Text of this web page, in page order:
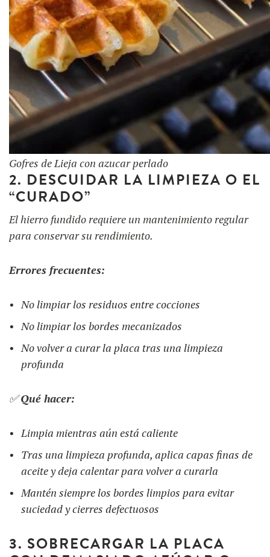
Gofres de Lieja con azucar perlado
2. DESCUIDAR LA LIMPIEZA O EL
“CURADO”
El hierro fundido requiere un mantenimiento regular
para conservar su rendimiento.
Errores frecuentes:
No limpiar los residuos entre cocciones
No limpiar los bordes mecanizados
No volver a curar la placa tras una limpieza
profunda
✅Qué hacer:
Limpia mientras aún está caliente
Tras una limpieza profunda, aplica capas finas de
aceite y deja calentar para volver a curarla
Mantén siempre los bordes limpios para evitar
suciedad y cierres defectuosos
3. SOBRECARGAR LA PLACA